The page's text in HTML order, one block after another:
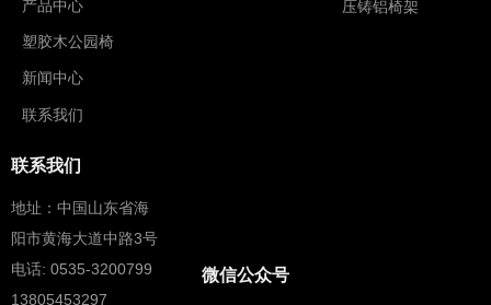
微信公众号
产品中心
塑胶木公园椅
新闻中心
联系我们
联系我们
地址：中国山东省海
阳市黄海大道中路3号
电话: 0535-3200799
13805453297
压铸铝椅架